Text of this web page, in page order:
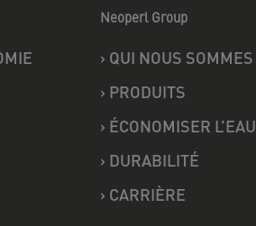
Neoperl Group
› QUI NOUS SOMMES
› PRODUITS
› ÉCONOMISER L’EAU
› DURABILITÉ
› CARRIÈRE